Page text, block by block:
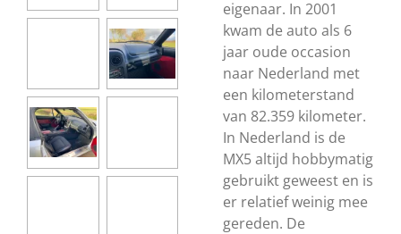
eigenaar. In 2001
kwam de auto als 6
jaar oude occasion
naar Nederland met
een kilometerstand
van 82.359 kilometer.
In Nederland is de
MX5 altijd hobbymatig
gebruikt geweest en is
er relatief weinig mee
gereden. De